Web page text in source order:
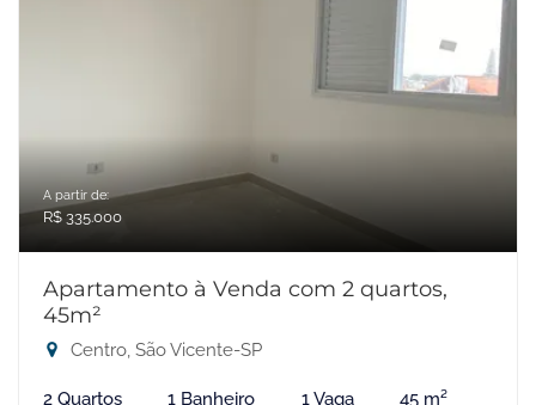
A partir de:
R$ 335.000
Apartamento à Venda com 2 quartos,
45m²
Centro, São Vicente-SP
2 Quartos 1 Banheiro 1 Vaga 45 m²